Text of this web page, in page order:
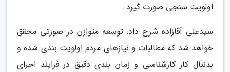
اولویت سنجی صورت گیرد.
سیدعلی آقازاده شرح داد: توسعه متوازن در صورتی محقق
خواهد شد که مطالبات و نیازهای مردم اولویت بندی شده و
بدنبال کار کارشناسی و زمان بندی دقیق در فرایند اجرای